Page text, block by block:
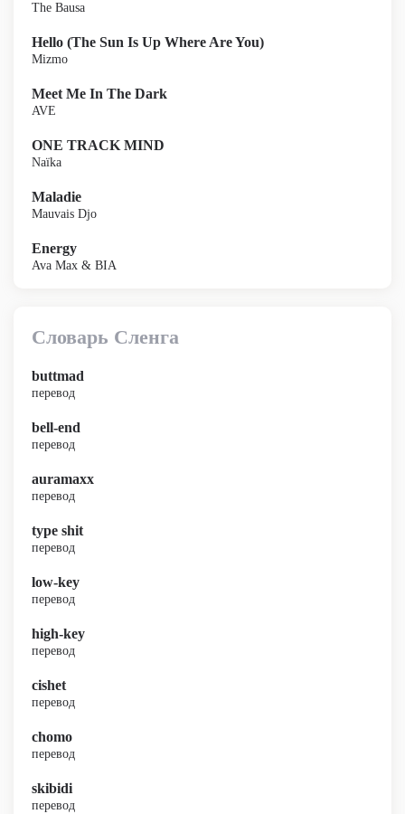
The Bausa
Hello (The Sun Is Up Where Are You)
Mizmo
Meet Me In The Dark
AVE
ONE TRACK MIND
Naïka
Maladie
Mauvais Djo
Energy
Ava Max & BIA
Словарь Сленга
buttmad
перевод
bell-end
перевод
auramaxx
перевод
type shit
перевод
low-key
перевод
high-key
перевод
cishet
перевод
chomo
перевод
skibidi
перевод